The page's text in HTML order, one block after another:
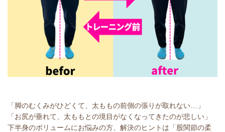
「脚のむくみがひどくて、太ももの前側の張りが取れない…」
「お尻が垂れて、太ももとの境目がなくなってきたのが悲しい」
下半身のボリュームにお悩みの方、解決のヒントは「股関節の柔